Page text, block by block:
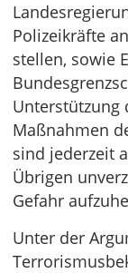
Polizeikräfte
stellen, sowie
Unterstützung
Maßnahmen
sind jederzeit
Übrigen
Gefahr
Unter der